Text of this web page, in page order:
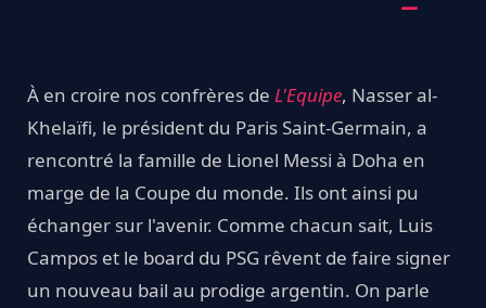
À en croire nos confrères de L'Equipe, Nasser al-
Khelaïfi, le président du Paris Saint-Germain, a
rencontré la famille de Lionel Messi à Doha en
marge de la Coupe du monde. Ils ont ainsi pu
échanger sur l'avenir. Comme chacun sait, Luis
Campos et le board du PSG rêvent de faire signer
un nouveau bail au prodige argentin. On parle